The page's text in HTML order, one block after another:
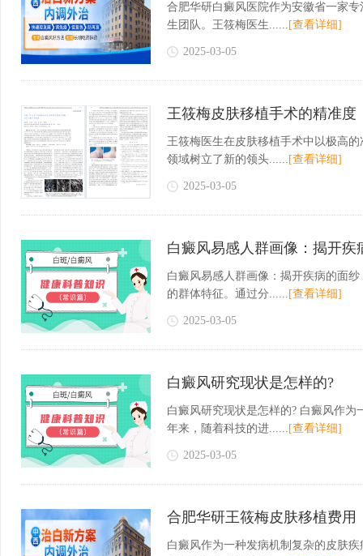
合肥华研白癜风医院作为安徽省一家
生团队。王筱梅医生...... [查看详细]
2025-03-05
王筱梅皮肤移植手术的精准度
王筱梅医生在皮肤移植手术中以极高
领域树立了新的领头...... [查看详细]
2025-03-05
白癜风易感人群画像：揭开疾
白癜风易感人群画像：揭开疾病的面
的群体特征。通过分...... [查看详细]
2025-03-05
白癜风研究现状是怎样的?
白癜风研究现状是怎样的? 白癜风作
年来，随着科技的进...... [查看详细]
2025-03-05
合肥华研王筱梅皮肤移植费用
白癜风作为一种发病机制复杂的皮肤